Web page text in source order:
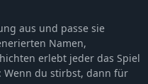
aus und passe sie
Namen,
erlebt jeder das Spiel
Wenn du stirbst, dann für